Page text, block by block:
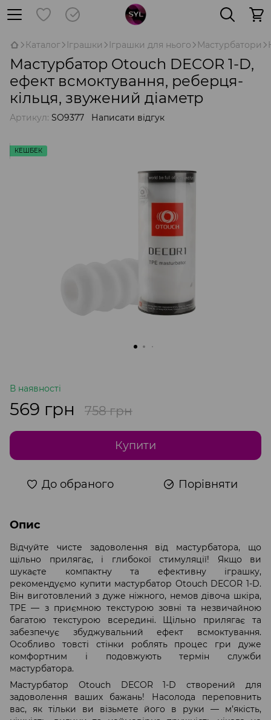
Каталог Іграшки Іграшки для нього Мастурбатори
Мастурбатор Otouch DECOR 1-D,
ефект всмоктування, реберця-
кільця, звужений діаметр
Артикул: SO9377 Написати відгук
КЕШБЕК
В наявності
569 грн 758 грн
Купити
До обраного Порівняти
Опис
Відчуйте чисте задоволення від мастурбатора, що
щільно прилягає, і глибокої стимуляції! Якщо ви
шукаєте компактну та ефективну іграшку,
рекомендуємо купити мастурбатор Otouch DECOR 1-D.
Він виготовлений з дуже ніжного, немов дівоча шкіра,
TPE — з приємною текстурою зовні та незвичайною
багатою текстурою всередині. Щільно прилягає та
забезпечує збуджувальний ефект всмоктування.
Особливо товсті стінки роблять процес гри дуже
комфортним і подовжують термін служби
мастурбатора.
Мастурбатор Otouch DECOR 1-D створений для
задоволення ваших бажань! Насолода переповнить
вас, як тільки ви візьмете його в руки — м’якість,